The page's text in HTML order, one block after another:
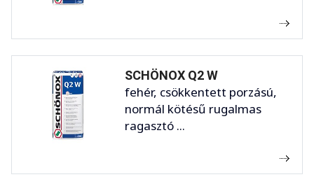
SCHÖNOX Q2 W
fehér, csökkentett porzású,
normál kötésű rugalmas
ragasztó ...